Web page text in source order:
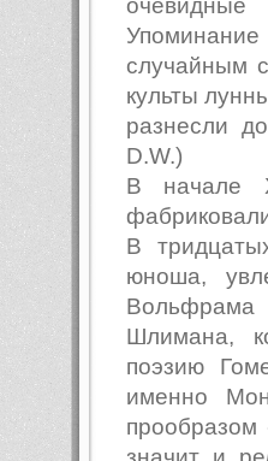
случайным
культы
разнесли
D.W.)
В начале
В
юноша,
Шлимана,
поэзию
именно
прообразом